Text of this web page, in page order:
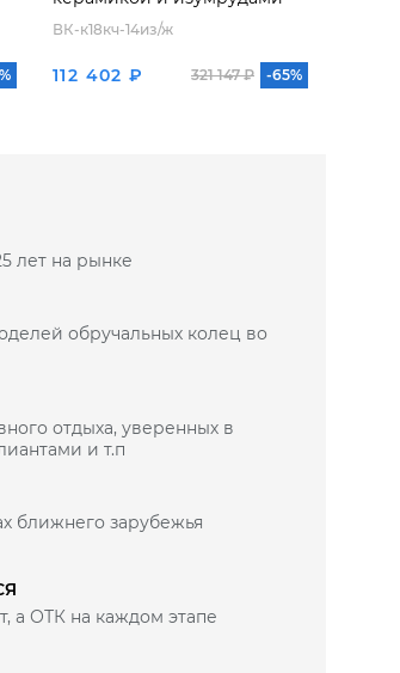
ВК-к18кч-14из/ж
112 402 ₽ 321 147 ₽ -65%
лет на рынке
обручальных колец во
отдыха, уверенных в
и т.п
ближнего зарубежья
а ОТК на каждом этапе